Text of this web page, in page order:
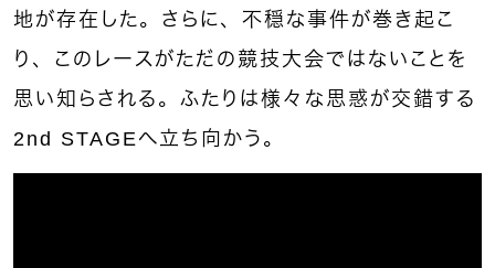
地が存在した。さらに、不穏な事件が巻き起こ
り、このレースがただの競技大会ではないことを
思い知らされる。ふたりは様々な思惑が交錯する
2nd STAGEへ立ち向かう。